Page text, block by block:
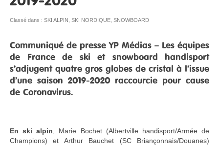
RESSOURCES
Classé dans : SKI ALPIN SKI NORDIQUE SNOWBOARD
Communiqué de presse YP Médias – Les équipes
de France de ski et snowboard handisport
s’adjugent quatre gros globes de cristal à l’issue
d’une saison 2019-2020 raccourcie pour cause
de Coronavirus.
En ski alpin , Marie Bochet (Albertville handisport/Armée de
Champions) et Arthur Bauchet (SC Briançonnais/Douanes)